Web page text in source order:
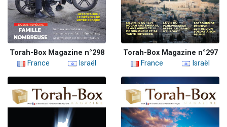
Torah-Box Magazine n°298
France
Israël
Torah-Box Magazine n°297
France
Israël